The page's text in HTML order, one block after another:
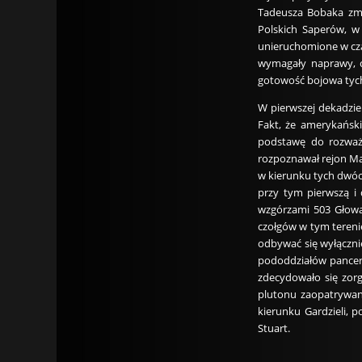
Tadeusza Bobaka
Polskich Saperów,
unieruchomione w
wymagały
gotowość bojowa
W pierwszej
Fakt, że
podstawę do
rozpoznawał rejon
w kierunku tych
przy tym pierwszą i
wzgórzami 503
czołgów w tym
odbywać się
pododdziałów
zdecydowało się
plutonu
kierunku Gardzieli,
Stuart.